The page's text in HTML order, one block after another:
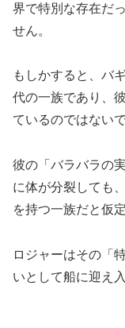
界で特別な存在だ
せん。
もしかすると、バ
代の一族であり、
ているのではない
彼の「バラバラの
に体が分裂しても
を持つ一族だと仮
ロジャーはその「
いとして船に迎え